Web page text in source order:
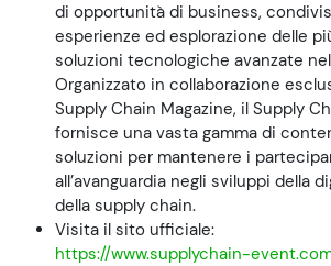
di opportunità di business,
esperienze ed esplorazione delle
soluzioni tecnologiche avanzate
Organizzato in collaborazione
Supply Chain Magazine, il Supply
fornisce una vasta gamma di
soluzioni per mantenere i
all’avanguardia negli sviluppi della
della supply chain.
Visita il sito ufficiale:
https://www.supplychain-